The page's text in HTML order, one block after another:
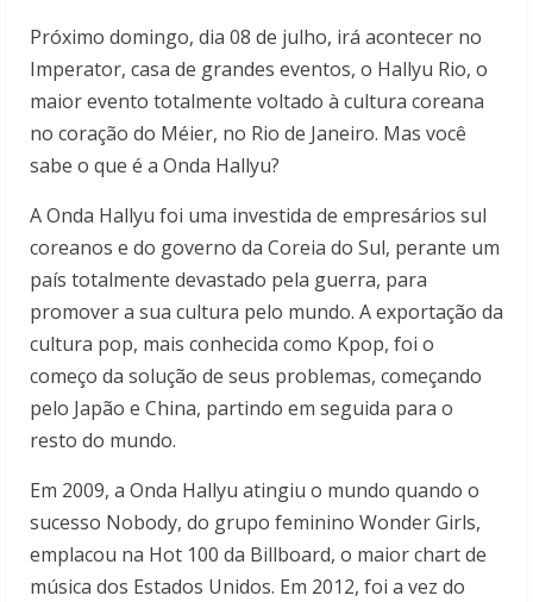
Próximo domingo, dia 08 de julho, irá acontecer no
Imperator, casa de grandes eventos, o Hallyu Rio, o
maior evento totalmente voltado à cultura coreana
no coração do Méier, no Rio de Janeiro. Mas você
sabe o que é a Onda Hallyu?
A Onda Hallyu foi uma investida de empresários sul
coreanos e do governo da Coreia do Sul, perante um
país totalmente devastado pela guerra, para
promover a sua cultura pelo mundo. A exportação da
cultura pop, mais conhecida como Kpop, foi o
começo da solução de seus problemas, começando
pelo Japão e China, partindo em seguida para o
resto do mundo.
Em 2009, a Onda Hallyu atingiu o mundo quando o
sucesso Nobody, do grupo feminino Wonder Girls,
emplacou na Hot 100 da Billboard, o maior chart de
música dos Estados Unidos. Em 2012, foi a vez do